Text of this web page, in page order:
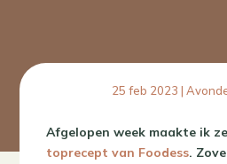
25 feb 2023 |
Afgelopen week maakte ik
toprecept van Foodess.